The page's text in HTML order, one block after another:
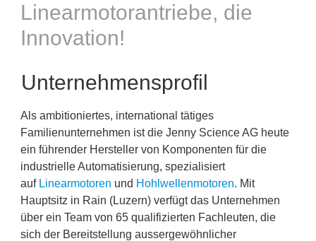
Linearmotorantriebe, die
Innovation!
Unternehmensprofil
Als ambitioniertes, international tätiges
Familienunternehmen ist die Jenny Science AG heute
ein führender Hersteller von Komponenten für die
industrielle Automatisierung, spezialisiert
auf Linearmotoren und Hohlwellenmotoren. Mit
Hauptsitz in Rain (Luzern) verfügt das Unternehmen
über ein Team von 65 qualifizierten Fachleuten, die
sich der Bereitstellung aussergewöhnlicher